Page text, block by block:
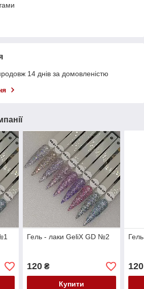
14 днів за домовленістю
Гель - лаки GeliX GD №2
120₴
Купити
120